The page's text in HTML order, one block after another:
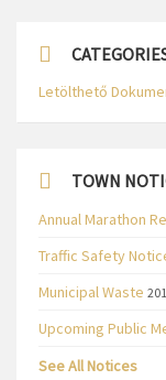
Letölthető
TOWN
Annual Marathon
Traffic Safety
Municipal Waste
Upcoming Public
See All Notices